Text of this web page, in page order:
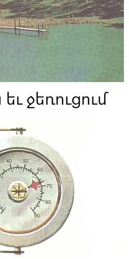
ջեռուցում